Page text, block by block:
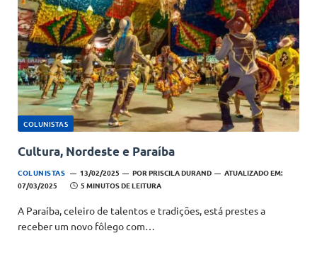
COLUNISTAS
Cultura, Nordeste e Paraíba
COLUNISTAS 13/02/2025 POR PRISCILA DURAND
ATUALIZADO EM:
07/03/2025
5 MINUTOS DE LEITURA
A Paraíba, celeiro de talentos e tradições, está prestes a
receber um novo fôlego com…